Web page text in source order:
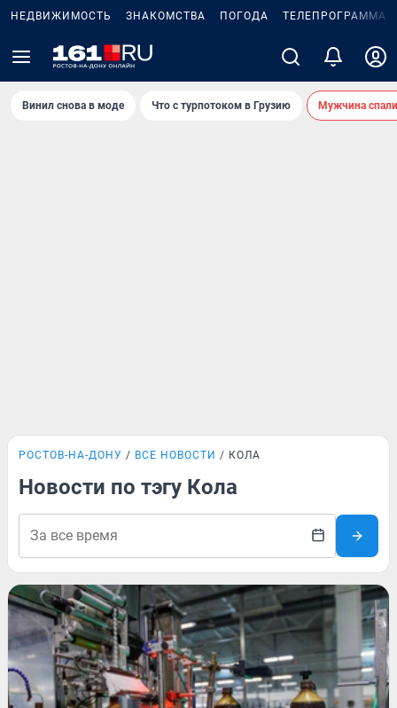
НЕДВИЖИМОСТЬ ЗНАКОМСТВА ПОГОДА ТЕЛЕПРОГРАММА
Винил снова в моде Что с турпотоком в Грузию Мужчина
РОСТОВ-НА-ДОНУ ВСЕ НОВОСТИ КОЛА
Новости по тэгу Кола